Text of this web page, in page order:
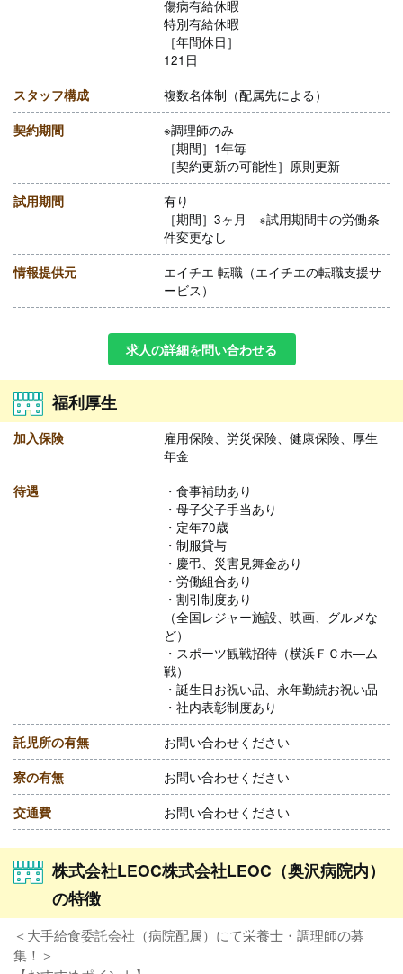
傷病有給休暇
特別有給休暇
［年間休日］
121日
スタッフ構成 複数名体制（配属先による）
契約期間
※調理師のみ
［期間］1年毎
［契約更新の可能性］原則更新
試用期間
有り
［期間］3ヶ月 ※試用期間中の労働条
件変更なし
情報提供元
エイチエ 転職（エイチエの転職支援サ
ービス）
求人の詳細を問い合わせる
福利厚生
加入保険
雇用保険、労災保険、健康保険、厚生
年金
待遇
・食事補助あり
・母子父子手当あり
・定年70歳
・制服貸与
・慶弔、災害見舞金あり
・労働組合あり
・割引制度あり
（全国レジャー施設、映画、グルメな
ど）
・スポーツ観戦招待（横浜ＦＣホ―ム
戦）
・誕生日お祝い品、永年勤続お祝い品
・社内表彰制度あり
託児所の有無 お問い合わせください
寮の有無 お問い合わせください
交通費 お問い合わせください
株式会社LEOC株式会社LEOC（奥沢病院内）
の特徴
＜大手給食委託会社（病院配属）にて栄養士・調理師の募
集！＞